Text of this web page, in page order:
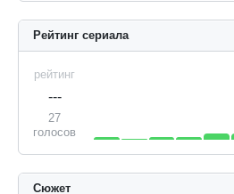
Рейтинг сериала
рейтинг
---
27
голосов
Сюжет